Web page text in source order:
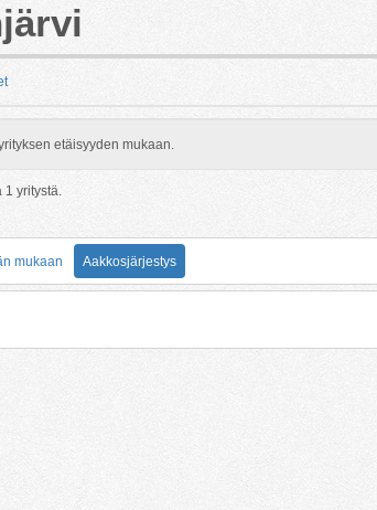
etäisyyden mukaan.
1 yritystä.
mukaan Aakkosjärjestys